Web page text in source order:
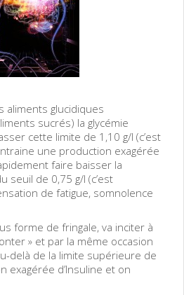
aliments glucidiques
sucrés) la glycémie
cette limite de 1,10 g/l (c’est
une production exagérée
faire baisser la
seuil de 0,75 g/l (c’est
de fatigue, somnolence
forme de fringale, va inciter à
» et par la même occasion
delà de la limite supérieure de
exagérée d’Insuline et on